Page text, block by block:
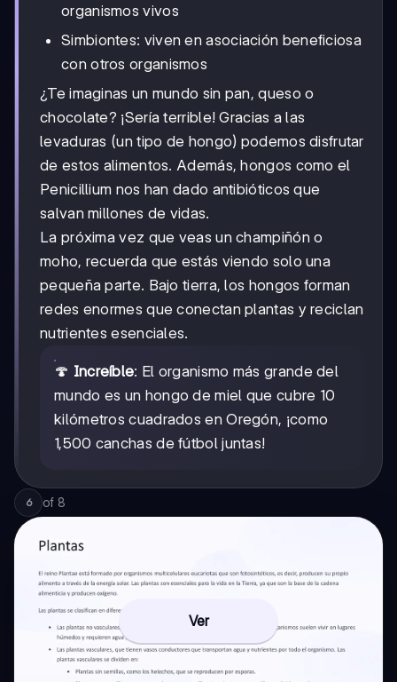
organismos vivos
Simbiontes: viven en asociación beneficiosa
con otros organismos
¿Te imaginas un mundo sin pan, queso o
chocolate? ¡Sería terrible! Gracias a las
levaduras (un tipo de hongo) podemos disfrutar
de estos alimentos. Además, hongos como el
Penicillium nos han dado antibióticos que
salvan millones de vidas.
La próxima vez que veas un champiñón o
moho, recuerda que estás viendo solo una
pequeña parte. Bajo tierra, los hongos forman
redes enormes que conectan plantas y reciclan
nutrientes esenciales.
🍄 Increíble: El organismo más grande del
mundo es un hongo de miel que cubre 10
kilómetros cuadrados en Oregón, ¡como
1,500 canchas de fútbol juntas!
6 of 8
Ver